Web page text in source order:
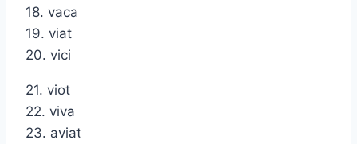
18. vaca
19. viat
20. vici
21. viot
22. viva
23. aviat